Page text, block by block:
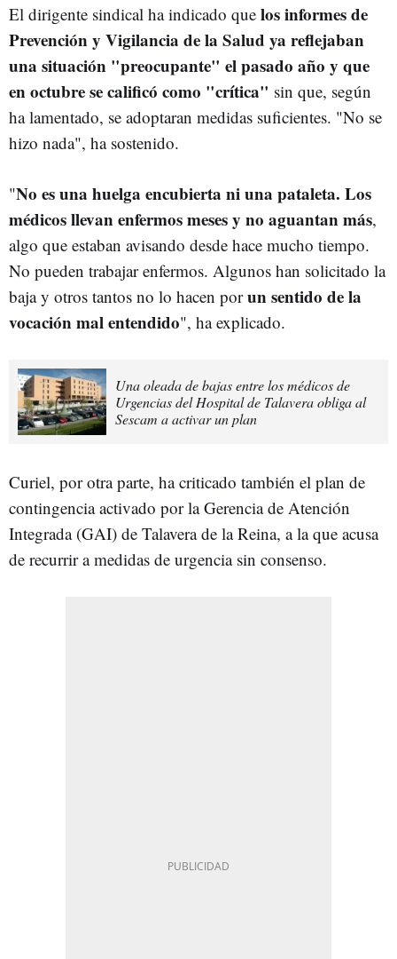
El dirigente sindical ha indicado que los informes de
Prevención y Vigilancia de la Salud ya reflejaban
una situación "preocupante" el pasado año y que
en octubre se calificó como "crítica" sin que, según
ha lamentado, se adoptaran medidas suficientes. "No se
hizo nada", ha sostenido.
"No es una huelga encubierta ni una pataleta. Los
médicos llevan enfermos meses y no aguantan más,
algo que estaban avisando desde hace mucho tiempo.
No pueden trabajar enfermos. Algunos han solicitado la
baja y otros tantos no lo hacen porun sentido de la
vocación mal entendido", ha explicado.
Una oleada de bajas entre los médicos de
Urgencias del Hospital de Talavera obliga al
Sescam a activar un plan
Curiel, por otra parte, ha criticado también el plan de
contingencia activado por la Gerencia de Atención
Integrada (GAI) de Talavera de la Reina, a la que acusa
de recurrir a medidas de urgencia sin consenso.